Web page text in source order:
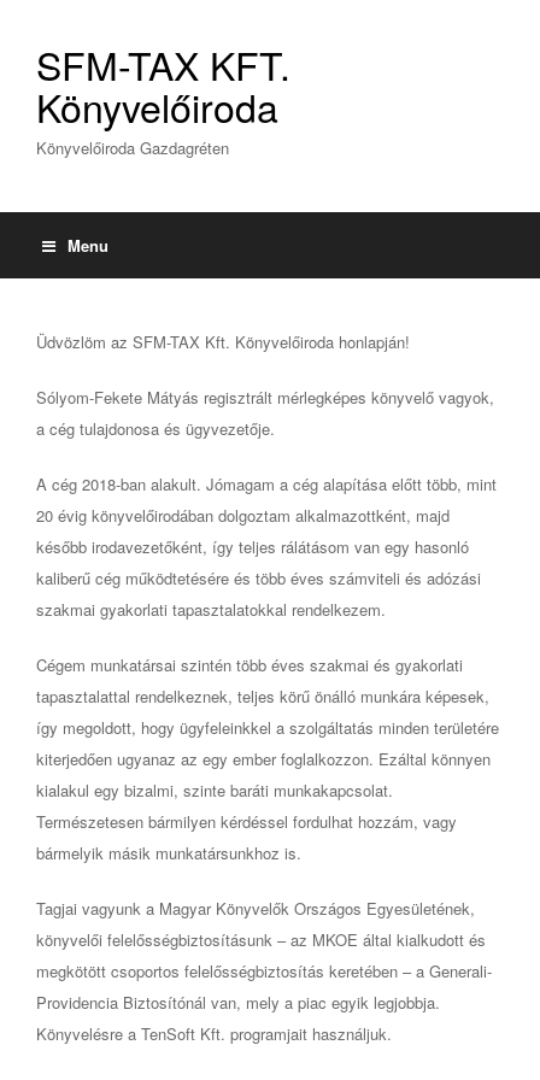
SFM-TAX KFT.
Könyvelőiroda
Könyvelőiroda Gazdagréten
Menu
Üdvözlöm az SFM-TAX Kft. Könyvelőiroda honlapján!
Sólyom-Fekete Mátyás regisztrált mérlegképes könyvelő vagyok,
a cég tulajdonosa és ügyvezetője.
A cég 2018-ban alakult. Jómagam a cég alapítása előtt több, mint
20 évig könyvelőirodában dolgoztam alkalmazottként, majd
később irodavezetőként, így teljes rálátásom van egy hasonló
kaliberű cég működtetésére és több éves számviteli és adózási
szakmai gyakorlati tapasztalatokkal rendelkezem.
Cégem munkatársai szintén több éves szakmai és gyakorlati
tapasztalattal rendelkeznek, teljes körű önálló munkára képesek,
így megoldott, hogy ügyfeleinkkel a szolgáltatás minden területére
kiterjedően ugyanaz az egy ember foglalkozzon. Ezáltal könnyen
kialakul egy bizalmi, szinte baráti munkakapcsolat.
Természetesen bármilyen kérdéssel fordulhat hozzám, vagy
bármelyik másik munkatársunkhoz is.
Tagjai vagyunk a Magyar Könyvelők Országos Egyesületének,
könyvelői felelősségbiztosításunk – az MKOE által kialkudott és
megkötött csoportos felelősségbiztosítás keretében – a Generali-
Providencia Biztosítónál van, mely a piac egyik legjobbja.
Könyvelésre a TenSoft Kft. programjait használjuk.